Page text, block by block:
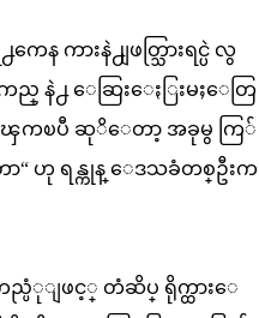
ကားနဲ႕ျဖတ္သြားရင္ပဲ လွ
နဲ႕ ေဆြးေႏြးမႈေတြ
နၾကၿပီ ဆုိေတာ့ အခုမွ ကြ်
ဟု ရန္ကုန္ ေဒသခံတစ္ဦးက
ကည္ပံုျဖင့္ တံဆိပ္ ရိုက္ထားေ